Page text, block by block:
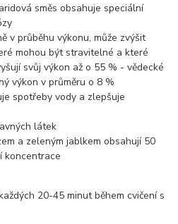
směs obsahuje speciální
v průběhu výkonu, může zvýšit
mohou být stravitelné a které
svůj výkon až o 55 % - vědecké
výkon v průměru o 8 %
spotřeby vody a zlepšuje
látek
a zeleným jablkem obsahují 50
koncentrace
20-45 minut během cvičení s